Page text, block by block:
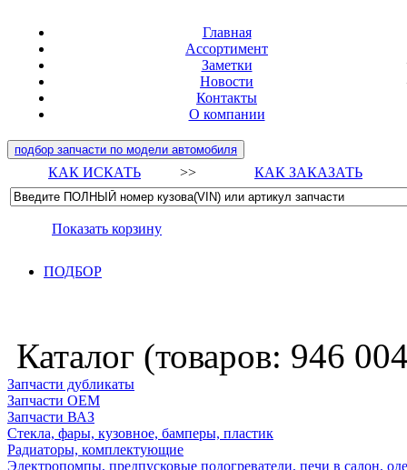
Главная
Ассортимент
Заметки
Новости
Контакты
О компании
подбор запчасти по модели автомобиля
КАК ИСКАТЬ >> КАК ЗАКАЗАТЬ
Показать корзину
ПОДБОР
Каталог (товаров: 946
Запчасти дубликаты
Запчасти ОЕМ
Запчасти ВАЗ
Стекла, фары, кузовное, бамперы, пластик
Радиаторы, комплектующие
Электропомпы, предпусковые подогреватели, печи в салон,